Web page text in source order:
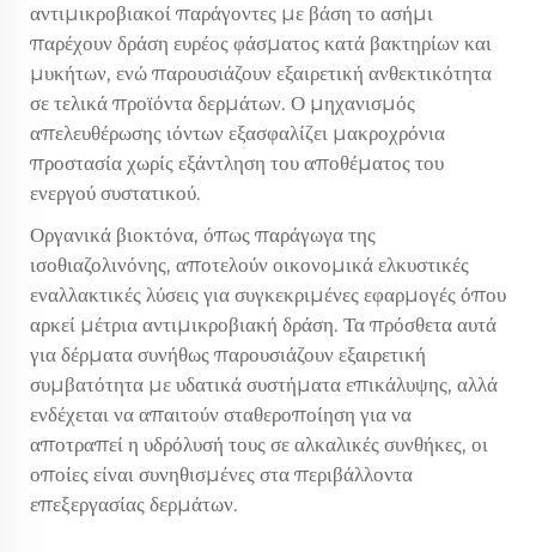
αντιμικροβιακοί παράγοντες με βάση το ασήμι
παρέχουν δράση ευρέος φάσματος κατά βακτηρίων και
μυκήτων, ενώ παρουσιάζουν εξαιρετική ανθεκτικότητα
σε τελικά προϊόντα δερμάτων. Ο μηχανισμός
απελευθέρωσης ιόντων εξασφαλίζει μακροχρόνια
προστασία χωρίς εξάντληση του αποθέματος του
ενεργού συστατικού.
Οργανικά βιοκτόνα, όπως παράγωγα της
ισοθιαζολινόνης, αποτελούν οικονομικά ελκυστικές
εναλλακτικές λύσεις για συγκεκριμένες εφαρμογές όπου
αρκεί μέτρια αντιμικροβιακή δράση. Τα πρόσθετα αυτά
για δέρματα συνήθως παρουσιάζουν εξαιρετική
συμβατότητα με υδατικά συστήματα επικάλυψης, αλλά
ενδέχεται να απαιτούν σταθεροποίηση για να
αποτραπεί η υδρόλυσή τους σε αλκαλικές συνθήκες, οι
οποίες είναι συνηθισμένες στα περιβάλλοντα
επεξεργασίας δερμάτων.